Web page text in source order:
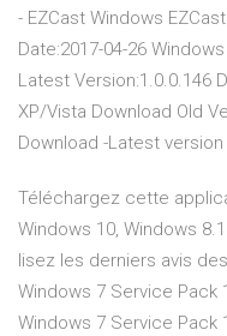
- EZCast Windows
Date:2017-04-26
Latest Version:1.0.0.146
XP/Vista Download Old
Download -Latest version
Téléchargez cette
Windows 10, Windows
lisez les derniers avis
Windows 7 Service Pack
Windows 7 Service